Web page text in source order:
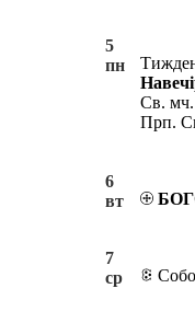
5
пн
Св. мч.
Прп.
6
вт
7
ср